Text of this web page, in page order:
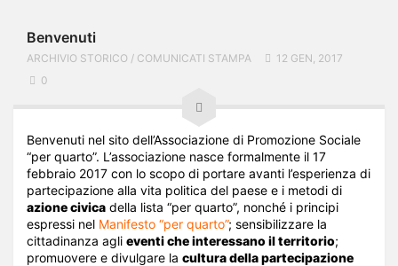
Attività
Contatti
Benvenuti
ARCHIVIO STORICO / COMUNICATI STAMPA
12 GEN, 2017
0
Benvenuti nel sito dell’Associazione di Promozione Sociale
“per quarto”. L’associazione nasce formalmente il 17
febbraio 2017 con lo scopo di portare avanti l’esperienza di
partecipazione alla vita politica del paese e i metodi di
azione civica della lista “per quarto”, nonché i principi
espressi nel Manifesto “per quarto”; sensibilizzare la
cittadinanza agli eventi che interessano il territorio;
promuovere e divulgare la cultura della partecipazione